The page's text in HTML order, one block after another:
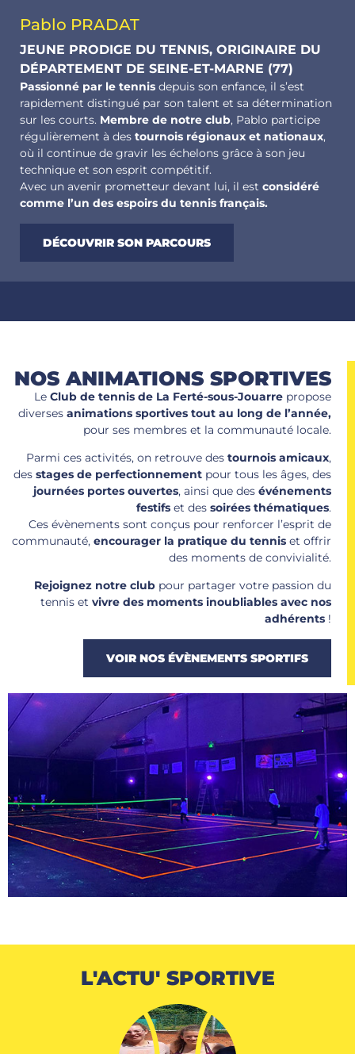
Pablo PRADAT
JEUNE PRODIGE DU TENNIS, ORIGINAIRE DU
DÉPARTEMENT DE SEINE-ET-MARNE (77)
Passionné par le tennis depuis son enfance, il s’est
rapidement distingué par son talent et sa détermination
sur les courts. Membre de notre club, Pablo participe
régulièrement à des tournois régionaux et nationaux,
où il continue de gravir les échelons grâce à son jeu
technique et son esprit compétitif.
Avec un avenir prometteur devant lui, il est considéré
comme l’un des espoirs du tennis français.
DÉCOUVRIR SON PARCOURS
NOS ANIMATIONS SPORTIVES
Le Club de tennis de La Ferté-sous-Jouarre propose
diverses animations sportives tout au long de l’année,
pour ses membres et la communauté locale.
Parmi ces activités, on retrouve des tournois amicaux,
des stages de perfectionnement pour tous les âges, des
journées portes ouvertes, ainsi que des événements
festifs et des soirées thématiques.
Ces évènements sont conçus pour renforcer l’esprit de
communauté, encourager la pratique du tennis et offrir
des moments de convivialité.
Rejoignez notre club pour partager votre passion du
tennis et vivre des moments inoubliables avec nos
adhérents !
VOIR NOS ÉVÈNEMENTS SPORTIFS
L'ACTU'SPORTIVE